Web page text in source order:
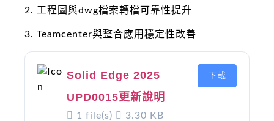
2. 工程圖與dwg檔案轉檔可靠性提升
3. Teamcenter與整合應用穩定性改善
Solid Edge 2025
UPD0015更新說明
1 file(s) 3.30 KB
下載